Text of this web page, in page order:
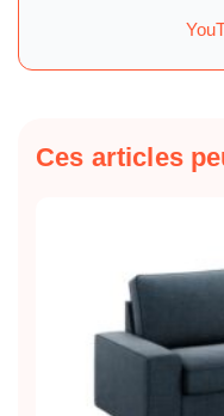
Ces articles